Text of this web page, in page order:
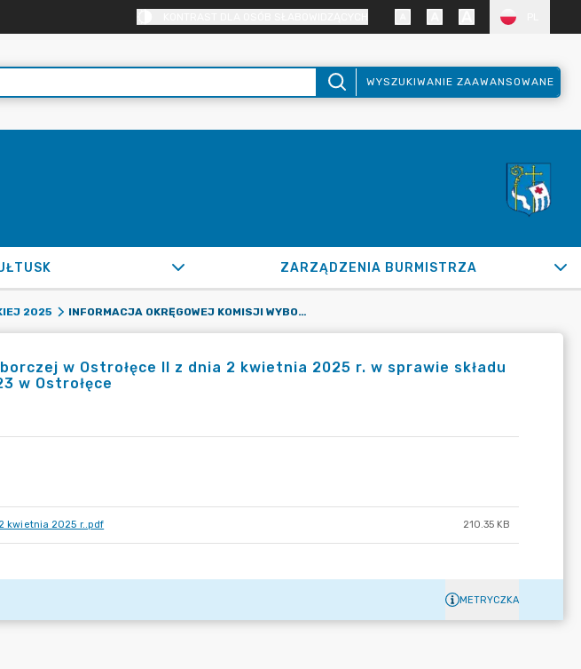
WYSZUKIWANIE ZAAWANSOWANE
ZARZĄDZENIA BURMISTRZA
2025 INFORMACJA OKRĘGOWEJ KOMISJI WYBORCZEJ W OSTROŁĘCE II Z DNIA 2 KWIETNIA 2025 R. W SPRAWIE SKŁADU OKRĘGOWEJ KOMISJI WYBORCZEJ NR 23 W OSTROŁĘCE
w Ostrołęce II z dnia 2 kwietnia 2025 r. w sprawie składu
w Ostrołęce
2 kwietnia 2025 r..pdf 210.35 KB
METRYCZKA